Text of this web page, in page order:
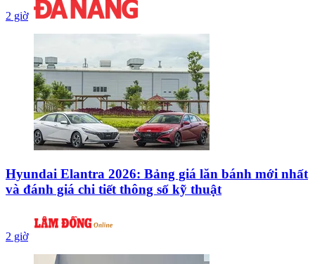
2 giờ
Hyundai Elantra 2026: Bảng giá lăn bánh mới nhất
và đánh giá chi tiết thông số kỹ thuật
2 giờ